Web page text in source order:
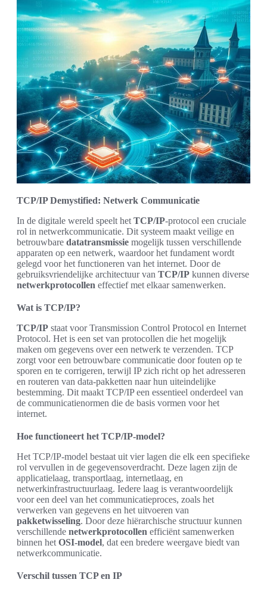
TCP/IP Demystified: Netwerk Communicatie
In de digitale wereld speelt het TCP/IP-protocol een cruciale
rol in netwerkcommunicatie. Dit systeem maakt veilige en
betrouwbare datatransmissie mogelijk tussen verschillende
apparaten op een netwerk, waardoor het fundament wordt
gelegd voor het functioneren van het internet. Door de
gebruiksvriendelijke architectuur van TCP/IP kunnen diverse
netwerkprotocollen effectief met elkaar samenwerken.
Wat is TCP/IP?
TCP/IP staat voor Transmission Control Protocol en Internet
Protocol. Het is een set van protocollen die het mogelijk
maken om gegevens over een netwerk te verzenden. TCP
zorgt voor een betrouwbare communicatie door fouten op te
sporen en te corrigeren, terwijl IP zich richt op het adresseren
en routeren van data-pakketten naar hun uiteindelijke
bestemming. Dit maakt TCP/IP een essentieel onderdeel van
de communicatienormen die de basis vormen voor het
internet.
Hoe functioneert het TCP/IP-model?
Het TCP/IP-model bestaat uit vier lagen die elk een specifieke
rol vervullen in de gegevensoverdracht. Deze lagen zijn de
applicatielaag, transportlaag, internetlaag, en
netwerkinfrastructuurlaag. Iedere laag is verantwoordelijk
voor een deel van het communicatieproces, zoals het
verwerken van gegevens en het uitvoeren van
pakketwisseling. Door deze hiërarchische structuur kunnen
verschillende netwerkprotocollen efficiënt samenwerken
binnen het OSI-model, dat een bredere weergave biedt van
netwerkcommunicatie.
Verschil tussen TCP en IP